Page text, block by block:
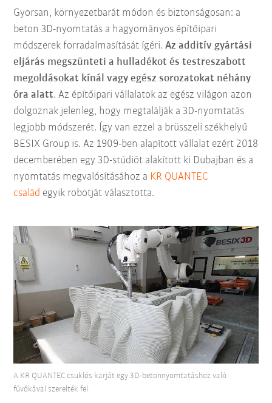
Gyorsan, környezetbarát módon és biztonságosan: a
beton 3D-nyomtatás a hagyományos építőipari
módszerek forradalmasítását ígéri.Az additív gyártási
eljárás megszünteti a hulladékot és testreszabott
megoldásokat kínál vagy egész sorozatokat néhány
óra alatt. Az építőipari vállalatok az egész világon azon
dolgoznak jelenleg, hogy megtalálják a 3D-nyomtatás
legjobb módszerét. Így van ezzel a brüsszeli székhelyű
BESIX Group is. Az 1909-ben alapított vállalat ezért 2018
decemberében egy 3D-stúdiót alakított ki Dubajban és a
nyomtatás megvalósításához a KR QUANTEC
család egyik robotját választotta.
A KR QUANTEC csuklós karját egy 3D-betonnyomtatáshoz való
fúvókával szerelték fel.